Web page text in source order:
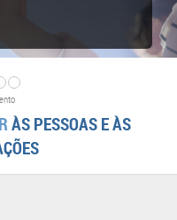
ÀS PESSOAS E ÀS